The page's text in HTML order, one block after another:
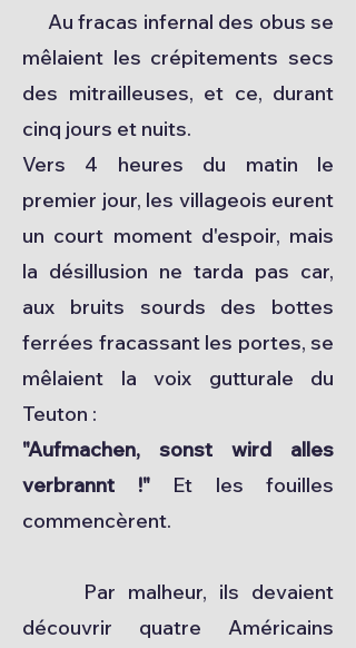
Au fracas infernal des obus se
mêlaient les crépitements secs
des mitrailleuses, et ce, durant
cinq jours et nuits.
Vers 4 heures du matin le
premier jour, les villageois eurent
un court moment d'espoir, mais
la désillusion ne tarda pas car,
aux bruits sourds des bottes
ferrées fracassant les portes, se
mêlaient la voix gutturale du
Teuton :
"Aufmachen, sonst wird alles
verbrannt !"Et les fouilles
commencèrent.
Par malheur, ils devaient
découvrir quatre Américains